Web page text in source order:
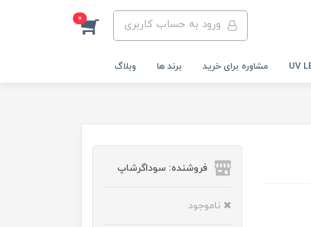
ورود به حساب کاربری 0
مشاوره برای خرید برند ها وبلاگ
فروشنده: سوداگرشاپ
ناموجود